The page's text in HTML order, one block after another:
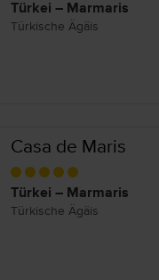
Türkei – Marmaris
Türkische Ägäis
Casa de Maris
Türkei – Marmaris
Türkische Ägäis